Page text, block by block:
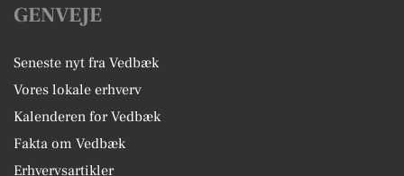
GENVEJE
Seneste nyt fra Vedbæk
Vores lokale erhverv
Kalenderen for Vedbæk
Fakta om Vedbæk
Erhvervsartikler